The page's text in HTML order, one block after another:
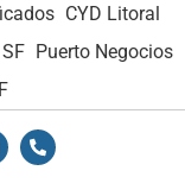
CYD Litoral
Puerto Negocios